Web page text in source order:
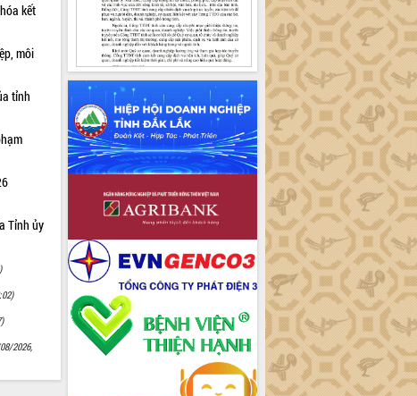
kết
môi
tỉnh
Tỉnh ủy
2026,